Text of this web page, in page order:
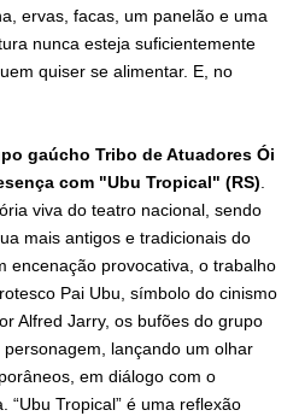
ervas, facas, um panelão e uma
nunca esteja suficientemente
quiser se alimentar. E, no
gaúcho Tribo de Atuadores Ói
com "Ubu Tropical" (RS).
viva do teatro nacional, sendo
mais antigos e tradicionais do
encenação provocativa, o trabalho
Pai Ubu, símbolo do cinismo
Alfred Jarry, os bufões do grupo
lançando um olhar
em diálogo com o
“Ubu Tropical” é uma reflexão